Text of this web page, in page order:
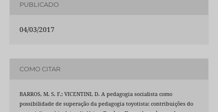
PUBLICADO
04/03/2017
COMO CITAR
BARROS, M. S. F.; VICENTINI, D. A pedagogia socialista como
possibilidade de superação da pedagogia toyotista: contribuições do